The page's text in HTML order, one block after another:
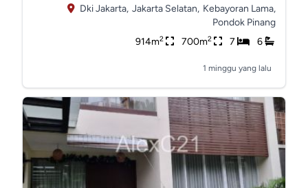
Dki Jakarta, Jakarta Selatan, Kebayoran Lama,
Pondok Pinang
914m2 700m2 7 6
1 minggu yang lalu